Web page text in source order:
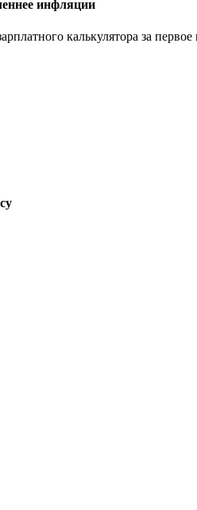
инфляции
калькулятора за